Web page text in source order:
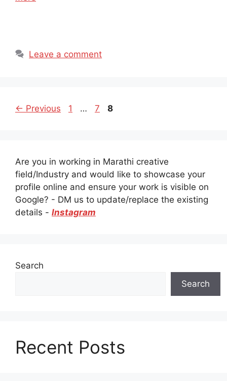
Leave a comment
← Previous Page
1 … Page
7 Page
8
Are you in working in Marathi creative
field/Industry and would like to showcase your
profile online and ensure your work is visible on
Google? - DM us to update/replace the existing
details - Instagram
Search
Search
Recent Posts